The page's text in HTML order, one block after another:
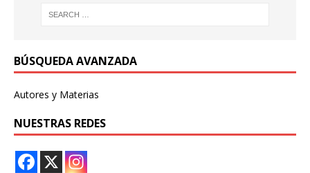
BÚSQUEDA AVANZADA
Autores y Materias
NUESTRAS REDES